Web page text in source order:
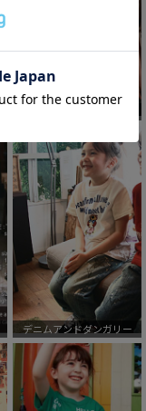
デニムアンドダンガリー